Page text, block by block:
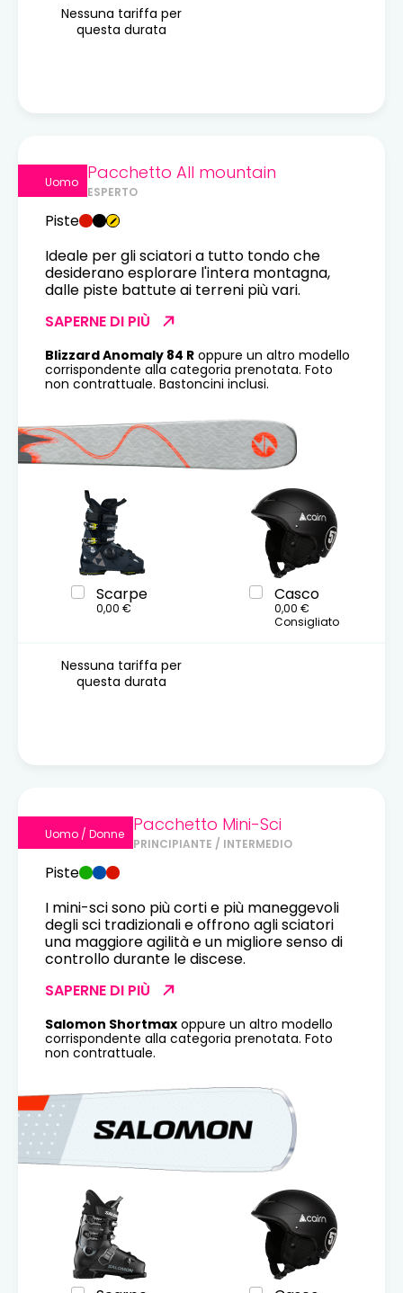
Nessuna tariffa per
questa durata
Uomo Pacchetto All mountain
ESPERTO
Piste
Ideale per gli sciatori a tutto tondo che
desiderano esplorare l'intera montagna,
dalle piste battute ai terreni più vari.
SAPERNE DI PIÙ
Blizzard Anomaly 84 R oppure un altro modello
corrispondente alla categoria prenotata. Foto
non contrattuale. Bastoncini inclusi.
Scarpe
0,00 €
Casco
0,00 €
Consigliato
Nessuna tariffa per
questa durata
Uomo / Donne Pacchetto Mini-Sci
PRINCIPIANTE / INTERMEDIO
Piste
I mini-sci sono più corti e più maneggevoli
degli sci tradizionali e offrono agli sciatori
una maggiore agilità e un migliore senso di
controllo durante le discese.
SAPERNE DI PIÙ
Salomon Shortmax oppure un altro modello
corrispondente alla categoria prenotata. Foto
non contrattuale.